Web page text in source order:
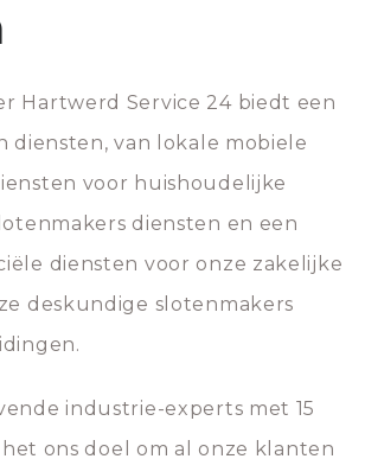
Hartwerd Service 24 biedt een
diensten, van lokale mobiele
voor huishoudelijke
diensten en een
diensten voor onze zakelijke
deskundige slotenmakers
industrie-experts met 15
het ons doel om al onze klanten